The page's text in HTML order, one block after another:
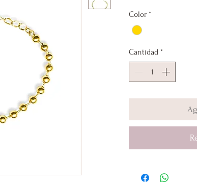
Color *
Cantidad *